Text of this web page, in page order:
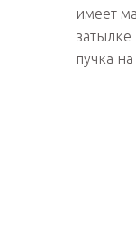
имеет
затылке
пучка